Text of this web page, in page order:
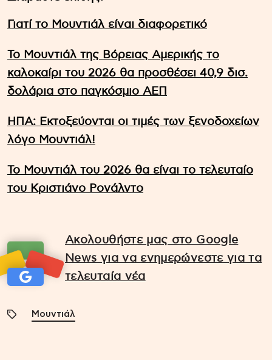
Γιατί το Μουντιάλ είναι διαφορετικό
Το Μουντιάλ της Βόρειας Αμερικής το
καλοκαίρι του 2026 θα προσθέσει 40,9 δισ.
δολάρια στο παγκόσμιο ΑΕΠ
ΗΠΑ: Εκτοξεύονται οι τιμές των ξενοδοχείων
λόγο Μουντιάλ!
Το Μουντιάλ του 2026 θα είναι το τελευταίο
του Κριστιάνο Ρονάλντο
Ακολουθήστε μας στο Google
News για να ενημερώνεστε για τα
τελευταία νέα
Μουντιάλ